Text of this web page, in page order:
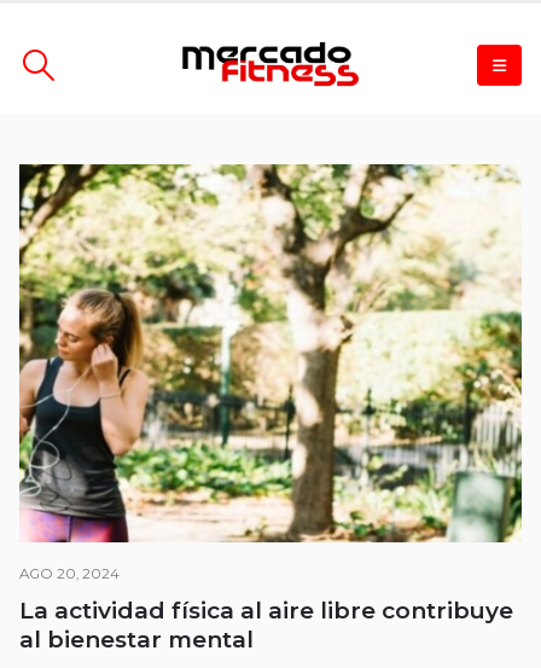
AGO 20, 2024
La actividad física al aire libre contribuye
al bienestar mental